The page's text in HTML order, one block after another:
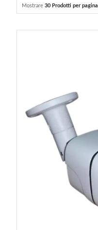
Mostrare 30 Prodotti per pagina